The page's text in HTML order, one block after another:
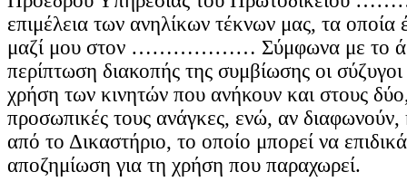
επιμέλεια των ανηλίκων τέκνων μας, τα οποία
μαζί μου στον ……………… Σύμφωνα με το
περίπτωση διακοπής της συμβίωσης οι
χρήση των κινητών που ανήκουν και στους
προσωπικές τους ανάγκες, ενώ, αν διαφωνούν,
από το Δικαστήριο, το οποίο μπορεί να
αποζημίωση για τη χρήση που παραχωρεί.